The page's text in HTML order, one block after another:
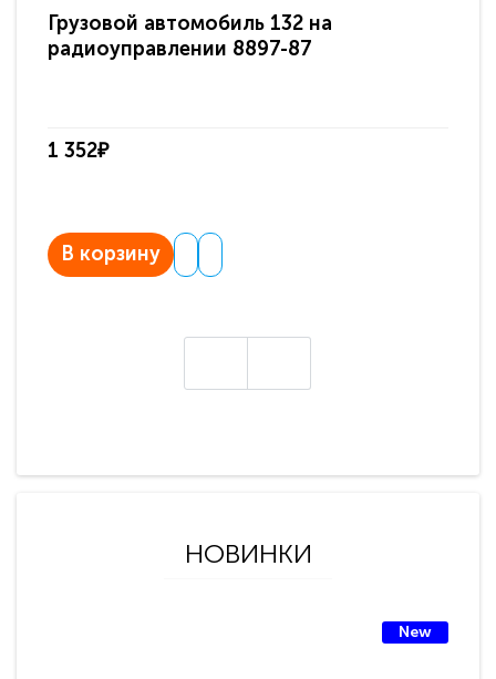
Грузовой автомобиль 132 на
радиоуправлении 8897-87
1 352₽
В корзину
НОВИНКИ
New